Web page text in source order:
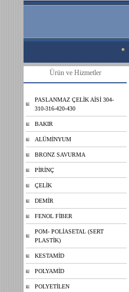
Ürün ve Hizmetler
PASLANMAZ ÇELİK AİSİ 304-
310-316-420-430
BAKIR
ALÜMİNYUM
BRONZ SAVURMA
PİRİNÇ
ÇELİK
DEMİR
FENOL FİBER
POM- POLİASETAL (SERT
PLASTİK)
KESTAMİD
POLYAMİD
POLYETİLEN